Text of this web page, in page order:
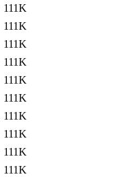
111K
111K
111K
111K
111K
111K
111K
111K
111K
111K